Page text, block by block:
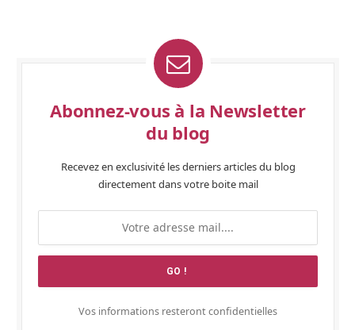
Abonnez-vous à la Newsletter
du blog
Recevez en exclusivité les derniers articles du blog
directement dans votre boite mail
Vos informations resteront confidentielles